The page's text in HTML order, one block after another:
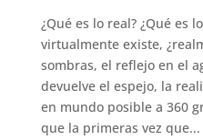
¿Qué es lo real? ¿Qué es
virtualmente existe,
sombras, el reflejo en el
devuelve el espejo, la
en mundo posible a 360
que la primeras vez que...